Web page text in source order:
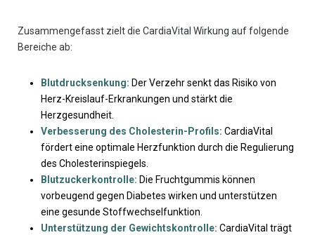
Zusammengefasst zielt die CardiaVital Wirkung auf folgende
Bereiche ab:
Blutdrucksenkung: Der Verzehr senkt das Risiko von
Herz-Kreislauf-Erkrankungen und stärkt die
Herzgesundheit.
Verbesserung des Cholesterin-Profils: CardiaVital
fördert eine optimale Herzfunktion durch die Regulierung
des Cholesterinspiegels.
Blutzuckerkontrolle: Die Fruchtgummis können
vorbeugend gegen Diabetes wirken und unterstützen
eine gesunde Stoffwechselfunktion.
Unterstützung der Gewichtskontrolle: CardiaVital trägt